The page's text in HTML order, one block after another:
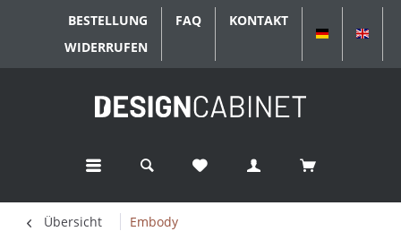
BESTELLUNG
WIDERRUFEN
FAQ
KONTAKT
DEUTSCH
Übersicht Embody